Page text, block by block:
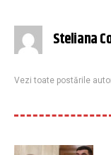
Steliana
Vezi toate postările